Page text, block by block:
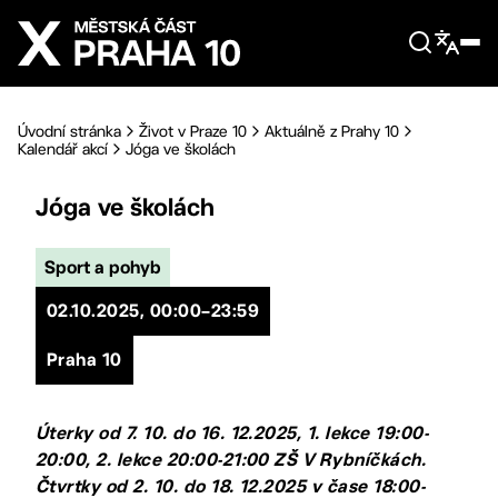
Přejít na hlavní obsah
Úvodní stránka Život v Praze 10
Aktuálně z Prahy 10
Kalendář akcí
Jóga ve školách
Jóga ve školách
Sport a pohyb
02.10.2025, 00:00–23:59
Praha 10
Úterky od 7. 10. do 16. 12.2025, 1. lekce 19:00-
20:00, 2. lekce 20:00-21:00 ZŠ V Rybníčkách.
Čtvrtky od 2. 10. do 18. 12.2025 v čase 18:00-